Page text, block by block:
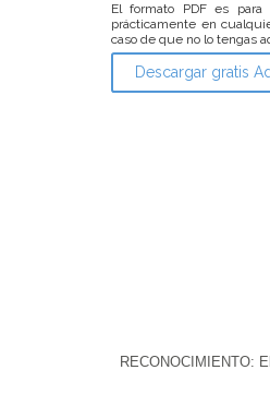
El formato PDF es
prácticamente en
caso de que no lo tengas
Descargar gratis
RECONOCIMIENTO: